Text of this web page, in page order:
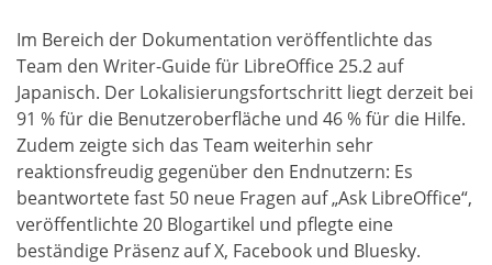
Im Bereich der Dokumentation veröffentlichte das
Team den Writer-Guide für LibreOffice 25.2 auf
Japanisch. Der Lokalisierungsfortschritt liegt derzeit bei
91 % für die Benutzeroberfläche und 46 % für die Hilfe.
Zudem zeigte sich das Team weiterhin sehr
reaktionsfreudig gegenüber den Endnutzern: Es
beantwortete fast 50 neue Fragen auf „Ask LibreOffice“,
veröffentlichte 20 Blogartikel und pflegte eine
beständige Präsenz auf X, Facebook und Bluesky.